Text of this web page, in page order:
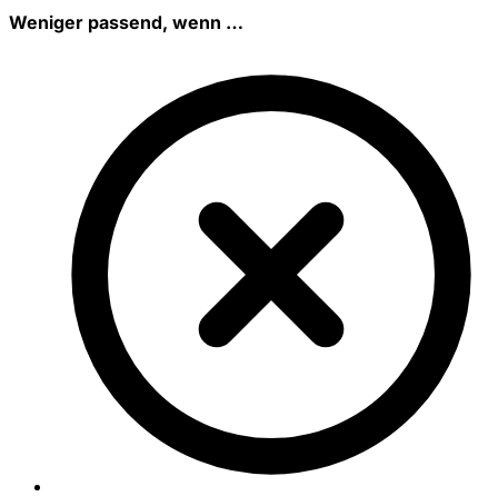
Weniger passend, wenn …